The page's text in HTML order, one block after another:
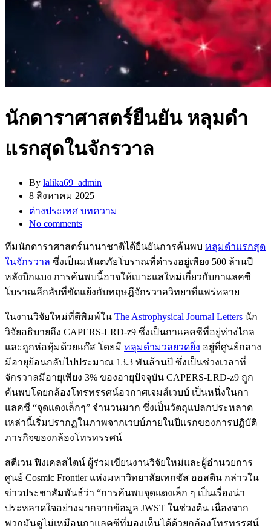
นักดาราศาสตร์ยืนยัน หลุมดำ
แรกสุดในจักรวาล
By lalika69_admin
8 สิงหาคม 2025
ต่างประเทศ บทความ
No comments
ทีมนักดาราศาสตร์นานาชาติได้ยืนยันการค้นพบ หลุมดำแรกสุด
ในจักรวาล ซึ่งเป็นมหันตภัยโบราณที่ดำรงอยู่เพียง 500 ล้านปี
หลังบิกแบง การค้นพบนี้อาจให้เบาะแสใหม่เกี่ยวกับกาแลคซี
โบราณลึกลับที่ขัดแย้งกับทฤษฎีจักรวาลวิทยาที่แพร่หลาย
ในงานวิจัยใหม่ที่ตีพิมพ์ใน The Astrophysical Journal Letters นัก
วิจัยอธิบายถึง CAPERS-LRD-z9 ซึ่งเป็นกาแลคซีที่อยู่ห่างไกล
และถูกห่อหุ้มด้วยแก๊ส โดยมี หลุมดำมวลยวดยิ่ง อยู่ที่ศูนย์กลาง
มีอายุย้อนกลับไปประมาณ 13.3 พันล้านปี ซึ่งเป็นช่วงเวลาที่
จักรวาลมีอายุเพียง 3% ของอายุปัจจุบัน CAPERS-LRD-z9 ถูก
ค้นพบโดยกล้องโทรทรรศน์อวกาศเจมส์เวบบ์ เป็นหนึ่งในกา
แลคซี “จุดแดงเล็กๆ” จำนวนมาก ซึ่งเป็นวัตถุแปลกประหลาด
เหล่านี้เริ่มปรากฏในภาพจากเวบบ์ภายในปีแรกของการปฏิบัติ
ภารกิจของกล้องโทรทรรศน์
สตีเวน ฟิงเคลสไตน์ ผู้ร่วมเขียนงานวิจัยใหม่และผู้อำนวยการ
ศูนย์ Cosmic Frontier แห่งมหาวิทยาลัยเทกซัส ออสติน กล่าวใน
ข่าวประชาสัมพันธ์ว่า “การค้นพบจุดแดงเล็ก ๆ เป็นเรื่องน่า
ประหลาดใจอย่างมากจากข้อมูล JWST ในช่วงต้น เนื่องจาก
พวกมันดูไม่เหมือนกาแลคซีที่มองเห็นได้ด้วยกล้องโทรทรรศน์